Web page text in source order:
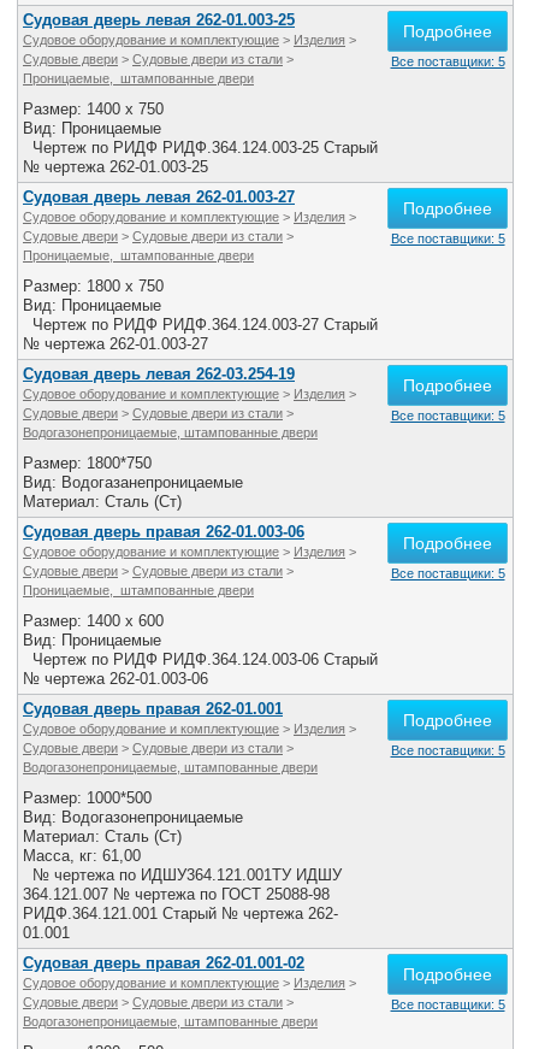
Судовая дверь левая 262-01.003-25
Судовое оборудование и комплектующие > Изделия >
Судовые двери > Судовые двери из стали >
Проницаемые, штампованные двери
Размер: 1400 x 750
Вид: Проницаемые
Чертеж по РИДФ РИДФ.364.124.003-25 Старый
№ чертежа 262-01.003-25
Подробнее
Все поставщики: 5
Судовая дверь левая 262-01.003-27
Судовое оборудование и комплектующие > Изделия >
Судовые двери > Судовые двери из стали >
Проницаемые, штампованные двери
Размер: 1800 x 750
Вид: Проницаемые
Чертеж по РИДФ РИДФ.364.124.003-27 Старый
№ чертежа 262-01.003-27
Подробнее
Все поставщики: 5
Судовая дверь левая 262-03.254-19
Судовое оборудование и комплектующие > Изделия >
Судовые двери > Судовые двери из стали >
Водогазонепроницаемые, штампованные двери
Размер: 1800*750
Вид: Водогазанепроницаемые
Материал: Сталь (Ст)
Подробнее
Все поставщики: 5
Судовая дверь правая 262-01.003-06
Судовое оборудование и комплектующие > Изделия >
Судовые двери > Судовые двери из стали >
Проницаемые, штампованные двери
Размер: 1400 x 600
Вид: Проницаемые
Чертеж по РИДФ РИДФ.364.124.003-06 Старый
№ чертежа 262-01.003-06
Подробнее
Все поставщики: 5
Судовая дверь правая 262-01.001
Судовое оборудование и комплектующие > Изделия >
Судовые двери > Судовые двери из стали >
Водогазонепроницаемые, штампованные двери
Размер: 1000*500
Вид: Водогазонепроницаемые
Материал: Сталь (Ст)
Масса, кг: 61,00
№ чертежа по ИДШУ364.121.001ТУ ИДШУ
364.121.007 № чертежа по ГОСТ 25088-98
РИДФ.364.121.001 Старый № чертежа 262-
01.001
Подробнее
Все поставщики: 5
Судовая дверь правая 262-01.001-02
Судовое оборудование и комплектующие > Изделия >
Судовые двери > Судовые двери из стали >
Водогазонепроницаемые, штампованные двери
Подробнее
Все поставщики: 5